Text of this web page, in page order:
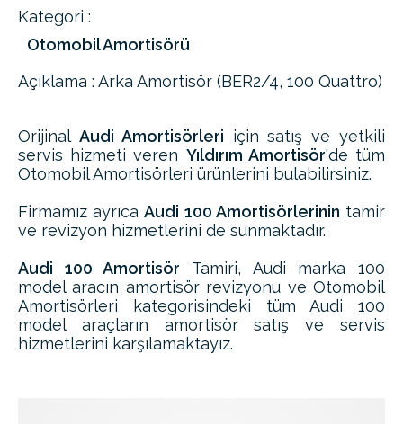
Kategori :
Otomobil Amortisörü
Açıklama : Arka Amortisör (BER2/4, 100 Quattro)
Orijinal Audi Amortisörleri için satış ve yetkili
servis hizmeti veren Yıldırım Amortisör'de tüm
Otomobil Amortisörleri ürünlerini bulabilirsiniz.
Firmamız ayrıcaAudi 100 Amortisörlerinin tamir
ve revizyon hizmetlerini de sunmaktadır.
Audi 100 Amortisör Tamiri, Audi marka 100
model aracın amortisör revizyonu ve Otomobil
Amortisörleri kategorisindeki tüm Audi 100
model araçların amortisör satış ve servis
hizmetlerini karşılamaktayız.